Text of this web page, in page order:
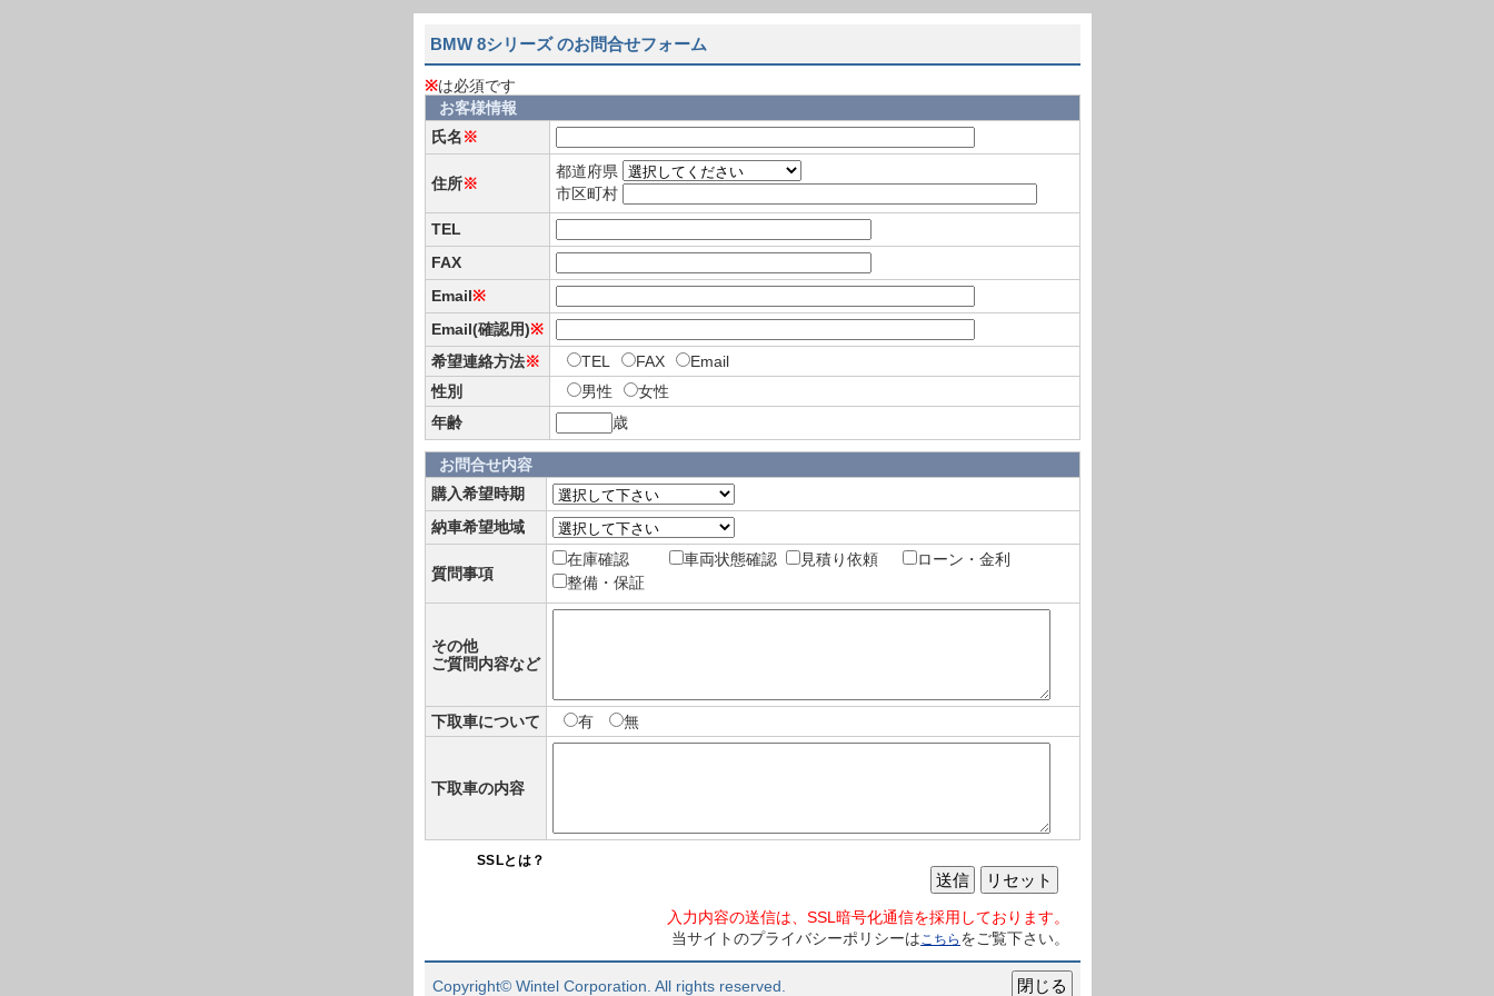
BMW 8シリーズ のお問合せフォーム
※は必須です
お客様情報
氏名※
住所※
都道府県
市区町村
TEL
FAX
Email※
Email(確認用)※
希望連絡方法※ TEL FAX
Email
性別
男性
女性
年齢
歳
お問合せ内容
購入希望時期
納車希望地域
質問事項
在庫確認 車両状態確認 見積り依頼
ローン・金利
整備・保証
その他
ご質問内容など
下取車について 有 無
下取車の内容
SSLとは？
リセット
送信
入力内容の送信は、SSL暗号化通信を採用しております。
当サイトのプライバシーポリシーはこちら をご覧下さい。
Copyright© Wintel Corporation. All rights reserved.